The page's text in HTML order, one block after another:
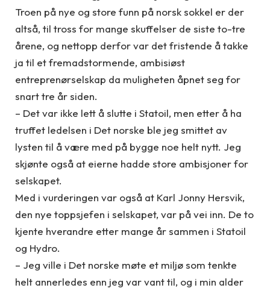
Troen på nye og store funn på norsk sokkel er der
altså, til tross for mange skuffelser de siste to-tre
årene, og nettopp derfor var det fristende å takke
ja til et fremadstormende, ambisiøst
entreprenørselskap da muligheten åpnet seg for
snart tre år siden.
– Det var ikke lett å slutte i Statoil, men etter å ha
truffet ledelsen i Det norske ble jeg smittet av
lysten til å være med på bygge noe helt nytt. Jeg
skjønte også at eierne hadde store ambisjoner for
selskapet.
Med i vurderingen var også at Karl Jonny Hersvik,
den nye toppsjefen i selskapet, var på vei inn. De to
kjente hverandre etter mange år sammen i Statoil
og Hydro.
– Jeg ville i Det norske møte et miljø som tenkte
helt annerledes enn jeg var vant til, og i min alder